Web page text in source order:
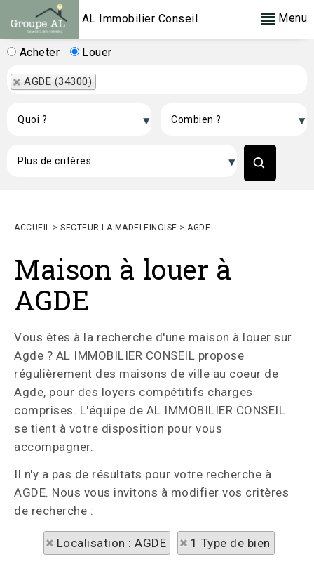
AL Immobilier Conseil Menu
Acheter Louer
AGDE (34300)
ACCUEIL > SECTEUR LA MADELEINOISE > AGDE
Maison à louer à
AGDE
Vous êtes à la recherche d'une maison à louer sur
Agde ? AL IMMOBILIER CONSEIL propose
régulièrement des maisons de ville au coeur de
Agde, pour des loyers compétitifs charges
comprises. L'équipe de AL IMMOBILIER CONSEIL
se tient à votre disposition pour vous
accompagner.
Il n'y a pas de résultats pour votre recherche à
AGDE. Nous vous invitons à modifier vos critères
de recherche :
Localisation : AGDE 1 Type de bien